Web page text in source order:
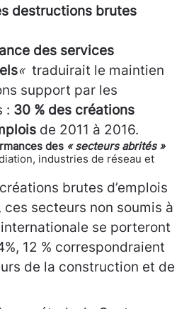
destructions brutes
des services
« traduirait le maintien
support par les
: 30 % des créations
de 2011 à 2016.
des « secteurs abrités »
industries de réseau et
brutes d’emplois
ces secteurs non soumis à
se porteront
12 % correspondraient
de la construction et de